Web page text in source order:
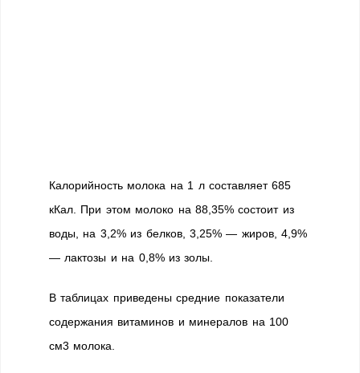
Калорийность молока на 1 л составляет 685
кКал. При этом молоко на 88,35% состоит из
воды, на 3,2% из белков, 3,25% — жиров, 4,9%
— лактозы и на 0,8% из золы.
В таблицах приведены средние показатели
содержания витаминов и минералов на 100
см3 молока.